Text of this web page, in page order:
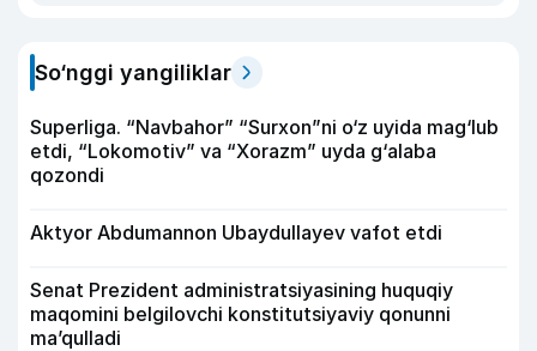
So‘nggi yangiliklar
Superliga. “Navbahor” “Surxon”ni o‘z uyida mag‘lub
etdi, “Lokomotiv” va “Xorazm” uyda g‘alaba
qozondi
Aktyor Abdu­mannon Ubaydullayev vafot etdi
Senat Prezident administratsiyasining huquqiy
maqomini belgilovchi konstitutsiyaviy qonunni
ma’qulladi